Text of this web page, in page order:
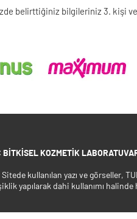
belirttiğiniz bilgileriniz 3. kişi
BITKISEL KOZMETIK
Sitede kullanılan yazı ve görseller,
yapılarak dahi kullanımı halinde